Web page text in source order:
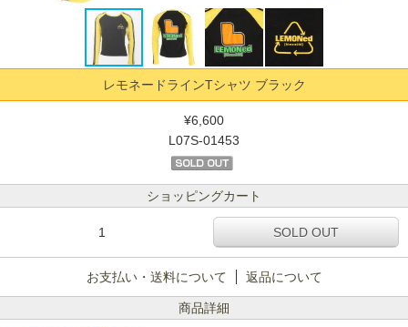
レモネードラインTシャツ ブラック
¥6,600
L07S-01453
ショッピングカート
1 SOLD OUT
お支払い・送料について 返品について
商品詳細